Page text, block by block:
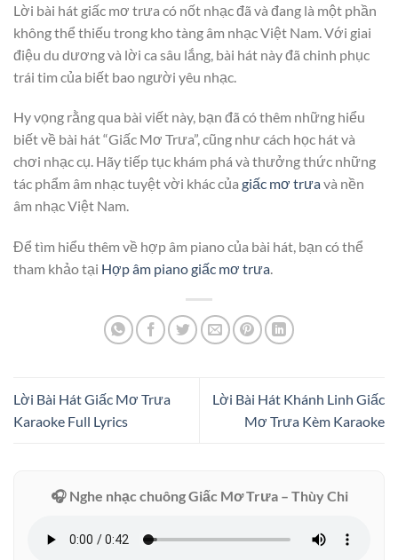
Lời bài hát giấc mơ trưa có nốt nhạc đã và đang là một phần
không thể thiếu trong kho tàng âm nhạc Việt Nam. Với giai
điệu du dương và lời ca sâu lắng, bài hát này đã chinh phục
trái tim của biết bao người yêu nhạc.
Hy vọng rằng qua bài viết này, bạn đã có thêm những hiểu
biết về bài hát “Giấc Mơ Trưa”, cũng như cách học hát và
chơi nhạc cụ. Hãy tiếp tục khám phá và thưởng thức những
tác phẩm âm nhạc tuyệt vời khác của giấc mơ trưavà nền
âm nhạc Việt Nam.
Để tìm hiểu thêm về hợp âm piano của bài hát, bạn có thể
tham khảo tại Hợp âm piano giấc mơ trưa.
Lời Bài Hát Giấc Mơ Trưa
Karaoke Full Lyrics
Lời Bài Hát Khánh Linh Giấc
Mơ Trưa Kèm Karaoke
🎧 Nghe nhạc chuông Giấc Mơ Trưa – Thùy Chi